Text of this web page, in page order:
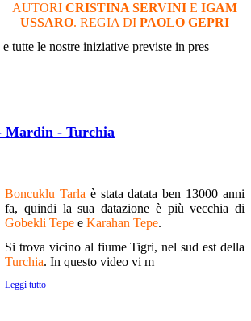
AUTORI CRISTINA SERVINI E IGAM
USSARO. REGIA DI PAOLO GEPRI
tutte le nostre iniziative previste in pres
Mardin - Turchia
Boncuklu Tarla è stata datata ben 13000 anni
fa, quindi la sua datazione è più vecchia di
Gobekli Tepe e Karahan Tepe.
Si trova vicino al fiume Tigri, nel sud est della
Turchia. In questo video vi m
Leggi tutto